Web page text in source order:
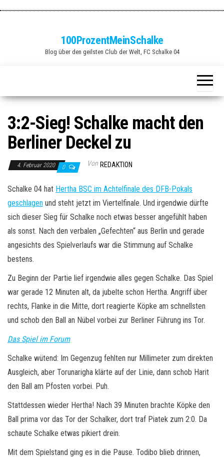
100ProzentMeinSchalke
Blog über den geilsten Club der Welt, FC Schalke 04
3:2-Sieg! Schalke macht den
Berliner Deckel zu
4. Februar 2020 0 Von REDAKTION
Schalke 04 hat Hertha BSC im Achtelfinale des DFB-Pokals
geschlagen und steht jetzt im Viertelfinale. Und irgendwie dürfte
sich dieser Sieg für Schalke noch etwas besser angefühlt haben
als sonst. Nach den verbalen „Gefechten“ aus Berlin und gerade
angesichts des Spielverlaufs war die Stimmung auf Schalke
bestens.
Zu Beginn der Partie lief irgendwie alles gegen Schalke. Das Spiel
war gerade 12 Minuten alt, da jubelte schon Hertha. Angriff über
rechts, Flanke in die Mitte, dort reagierte Köpke am schnellsten
und schob den Ball an Nübel vorbei zur Berliner Führung ins Tor.
Das Spiel im Forum
Schalke wütend: Im Gegenzug fehlten nur Millimeter zum direkten
Ausgleich, aber Torunarigha klärte auf der Linie, dann schob Harit
den Ball am Pfosten vorbei. Puh.
Stattdessen wieder Hertha! Nach 39 Minuten brachte Köpke den
Ball prima vor das Tor der Schalker, dort traf Piatek zum 2:0. Da
schaute Schalke etwas pikiert drein.
Mit dem Spielstand ging es in die Pause. Todibo blieb drinnen,